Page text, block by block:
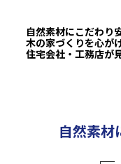
自然素材にこだわり
木の家づくりを心が
住宅会社・工務店が
自然素材